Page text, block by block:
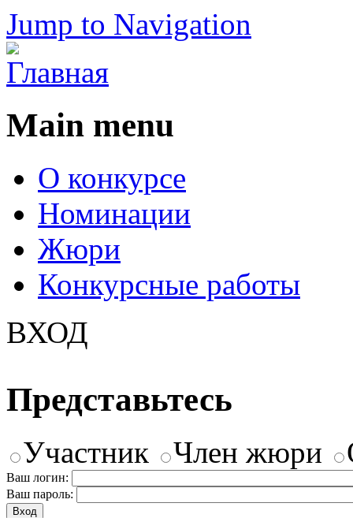
Jump to Navigation
Main menu
О конкурсе
Номинации
Жюри
Конкурсные работы
ВХОД
Представьтесь
Участник Член жюри
Ваш логин:
Ваш пароль: